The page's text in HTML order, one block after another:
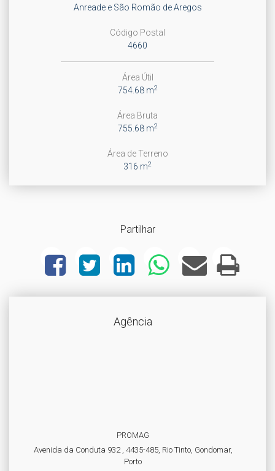
Anreade e São Romão de Aregos
Código Postal
4660
Área Útil
754.68 m2
Área Bruta
755.68 m2
Área de Terreno
316 m2
Partilhar
Agência
PROMAG
Avenida da Conduta 932 , 4435-485, Rio Tinto, Gondomar,
Porto